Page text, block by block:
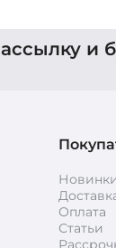
и
Новинки
Оплата
Статьи